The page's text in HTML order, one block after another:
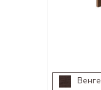
Венге